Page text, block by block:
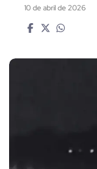
10 de abril de 2026